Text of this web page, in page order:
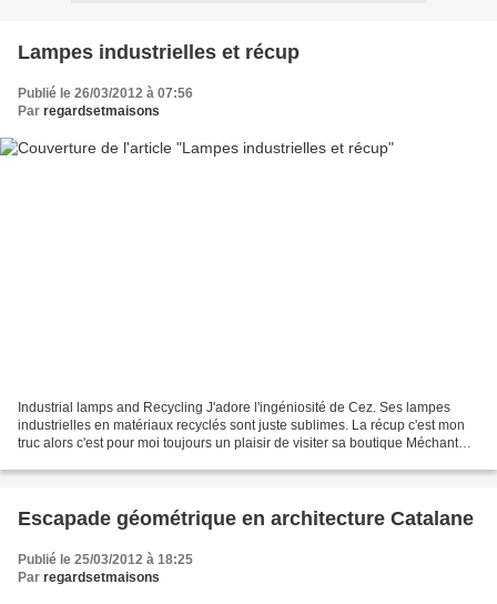
Lampes industrielles et récup
Publié le 26/03/2012 à 07:56
Par regardsetmaisons
Industrial lamps and Recycling J'adore l'ingéniosité de Cez. Ses lampes
industrielles en matériaux recyclés sont juste sublimes. La récup c'est mon
truc alors c'est pour moi toujours un plaisir de visiter sa boutique Méchant
Escapade géométrique en architecture Catalane
Publié le 25/03/2012 à 18:25
Par regardsetmaisons